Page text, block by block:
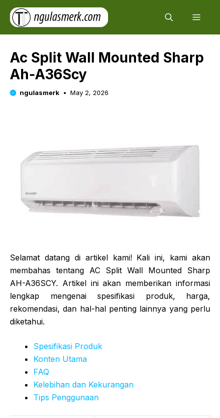
Skip
content
Ac Split Wall Mounted Sharp
Ah-A36Scy
ngulasmerk May 2, 2026
Selamat datang di artikel kami! Kali ini, kami akan
membahas tentang AC Split Wall Mounted Sharp
AH-A36SCY. Artikel ini akan memberikan informasi
lengkap mengenai spesifikasi produk, harga,
rekomendasi, dan hal-hal penting lainnya yang perlu
diketahui.
Spesifikasi Produk
Konten Utama
FAQ
Kelebihan dan Kekurangan
Tips Penggunaan